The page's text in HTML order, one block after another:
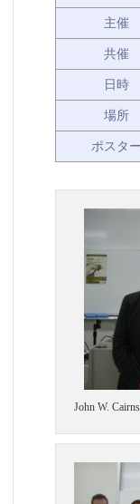
主催
共催
日時
場所
ポスター
John W.